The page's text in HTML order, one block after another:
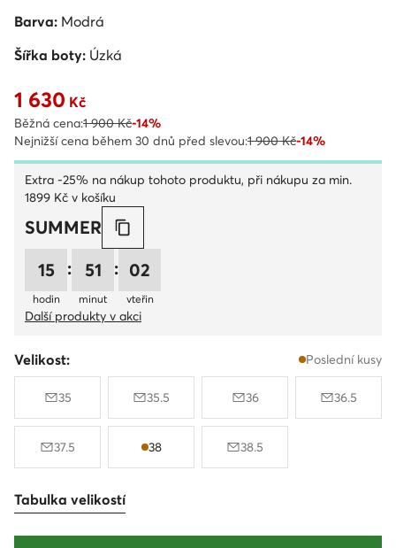
Barva: Modrá
Šířka boty: Úzká
Aktuální cena 1 630 Kč
1 630 Kč
Běžná cena:1 900 Kč-14%
Nejnižší cena během 30 dnů před slevou:1 900 Kč-14%
Extra -25% na nákup tohoto produktu, při nákupu za min.
1899 Kč v košíku
SUMMER
15
hodin
: 51
minut
: 02
vteřin
Další produkty v akci
Velikost: Poslední kusy
35 35.5 36 36.5
37.5 38 38.5
Tabulka velikostí